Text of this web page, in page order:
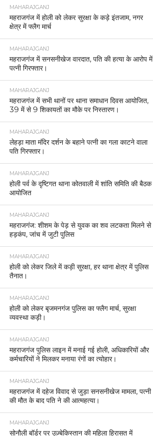
MAHARAJGANJ
महराजगंज में होली को लेकर सुरक्षा के कड़े इंतजाम, नगर
क्षेत्र में फ्लैग मार्च
MAHARAJGANJ
महराजगंज में सनसनीखेज वारदात, पति की हत्या के आरोप में
पत्नी गिरफ्तार।
MAHARAJGANJ
महराजगंज में सभी थानों पर थाना समाधान दिवस आयोजित,
39 में से 9 शिकायतों का मौके पर निस्तारण।
MAHARAJGANJ
लेहड़ा माता मंदिर दर्शन के बहाने पत्नी का गला काटने वाला
पति गिरफ्तार।
MAHARAJGANJ
होली पर्व के दृष्टिगत थाना कोतवाली में शांति समिति की बैठक
आयोजित
MAHARAJGANJ
महराजगंज: शीशम के पेड़ से युवक का शव लटकता मिलने से
हड़कंप, जांच में जुटी पुलिस
MAHARAJGANJ
होली को लेकर जिले में कड़ी सुरक्षा, हर थाना क्षेत्र में पुलिस
तैनात।
MAHARAJGANJ
होली को लेकर बृजमनगंज पुलिस का फ्लैग मार्च, सुरक्षा
व्यवस्था कड़ी।
MAHARAJGANJ
महराजगंज पुलिस लाइन में मनाई गई होली, अधिकारियों और
कर्मचारियों ने मिलकर मनाया रंगों का त्योहार।
MAHARAJGANJ
महराजगंज में दहेज विवाद से जुड़ा सनसनीखेज मामला, पत्नी
की मौत के बाद पति ने की आत्महत्या।
MAHARAJGANJ
सोनौली बॉर्डर पर उज़्बेकिस्तान की महिला हिरासत में